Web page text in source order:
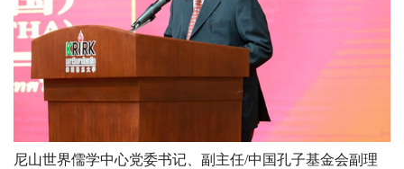
尼山世界儒学中心党委书记、副主任/中国孔子基金会副理